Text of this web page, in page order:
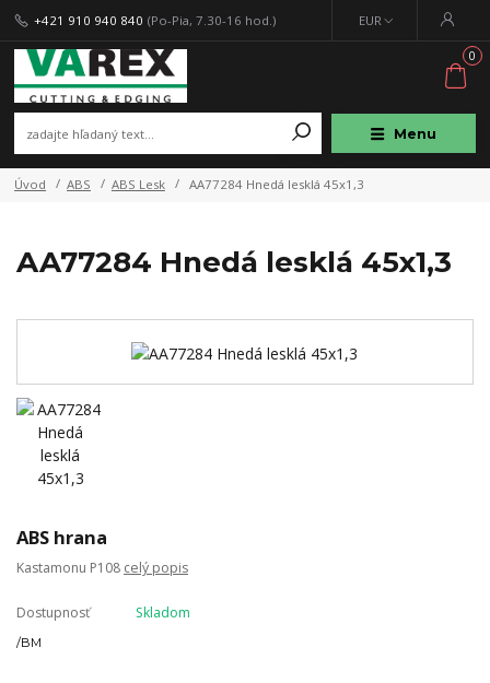
Menu
EUR
+421 910 940 840 (Po-Pia, 7.30-16 hod.)
0
Úvod ABS ABS Lesk AA77284 Hnedá lesklá 45x1,3
AA77284 Hnedá lesklá 45x1,3
ABS hrana
Kastamonu P108 celý popis
Dostupnosť Skladom
/BM